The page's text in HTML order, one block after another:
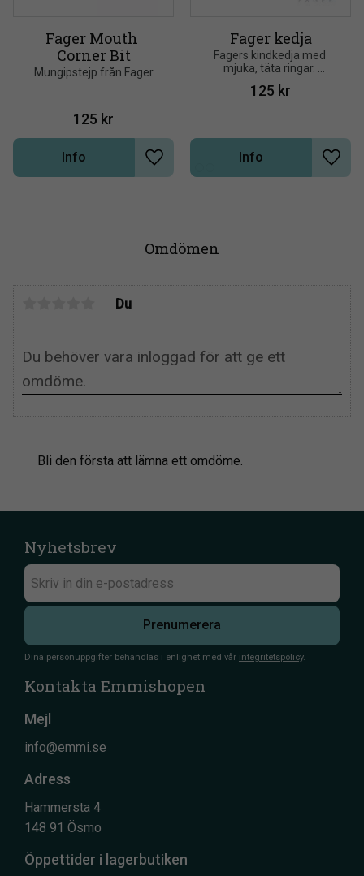
Omdömen
Du
Bli den första att lämna ett omdöme.
Fager Mouth
Corner Bit
Mungipstejp från Fager
125 kr
Lägg till i önskelista
Info
Fager kedja
Fagers kindkedja med
mjuka, täta ringar.
Tillverkad i rostfritt stål av
högsta kvalité
125 kr
Lägg
Info
Nyhetsbrev
Prenumerera
Dina personuppgifter behandlas i enlighet med vår integritetspolicy.
Kontakta Emmishopen
Mejl
info@emmi.se
Adress
Hammersta 4
148 91 Ösmo
Öppettider i lagerbutiken